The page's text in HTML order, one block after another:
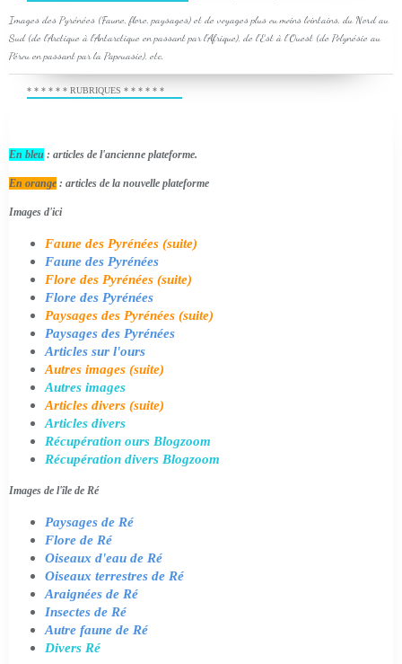
Images des Pyrénées (Faune, flore, paysages) et de voyages plus ou moins lointains, du Nord au
Sud (de l'Arctique à l'Antarctique en passant par l'Afrique), de l'Est à l'Ouest (de Polynésie au
Pérou en passant par la Papouasie), etc.
* * * * * * RUBRIQUES * * * * * *
En bleu : articles de l'ancienne plateforme.
En orange : articles de la nouvelle plateforme
Images d'ici
Faune des Pyrénées (suite)
Faune des Pyrénées
Flore des Pyrénées (suite)
Flore des Pyrénées
Paysages des Pyrénées (suite)
Paysages des Pyrénées
Articles sur l'ours
Autres images (suite)
Autres images
Articles divers (suite)
Articles divers
Récupération ours Blogzoom
Récupération divers Blogzoom
Images de l'île de Ré
Paysages de Ré
Flore de Ré
Oiseaux d'eau de Ré
Oiseaux terrestres de Ré
Araignées de Ré
Insectes de Ré
Autre faune de Ré
Divers Ré